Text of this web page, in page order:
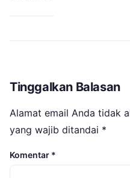
Tinggalkan Balasan
Alamat email Anda tidak
yang wajib ditandai *
Komentar *